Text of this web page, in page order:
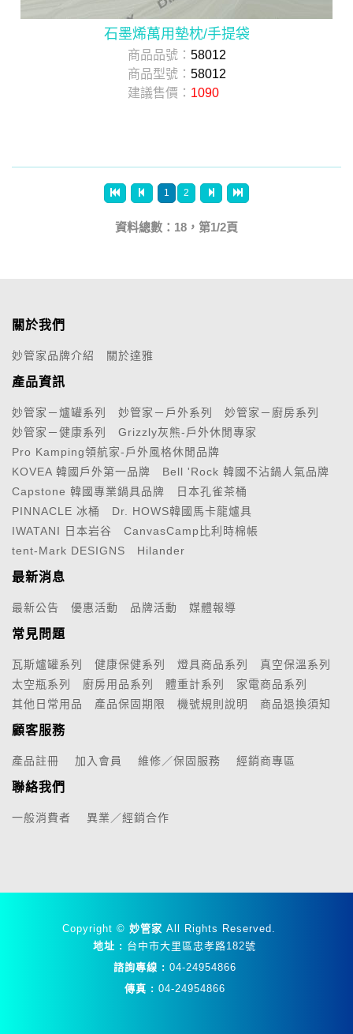
石墨烯萬用墊枕/手提袋
商品品號： 58012
商品型號： 58012
建議售價： 1090
1 2
資料總數：18，第1/2頁
關於我們
妙管家品牌介紹 關於達雅
產品資訊
妙管家－爐罐系列 妙管家－戶外系列
妙管家－廚房系列
妙管家－健康系列
Grizzly灰熊-戶外休閒專家
Pro Kamping領航家-戶外風格休閒品牌
KOVEA 韓國戶外第一品牌
Bell 'Rock 韓國不沾鍋人氣品牌
Capstone 韓國專業鍋具品牌
日本孔雀茶桶
PINNACLE 冰桶
Dr. HOWS韓國馬卡龍爐具
IWATANI 日本岩谷
CanvasCamp比利時棉帳
tent-Mark DESIGNS
Hilander
最新消息
最新公告 優惠活動 品牌活動 媒體報導
常見問題
瓦斯爐罐系列 健康保健系列 燈具商品系列
真空保溫系列
太空瓶系列
廚房用品系列 體重計系列
家電商品系列
其他日常用品
產品保固期限 機號規則說明 商品退換須知
顧客服務
產品註冊 加入會員 維修／保固服務 經銷商專區
聯絡我們
一般消費者 異業／經銷合作
Copyright © 妙管家 All Rights Reserved.
地址 : 台中市大里區忠孝路182號
諮詢專線 : 04-24954866
傳真 : 04-24954866